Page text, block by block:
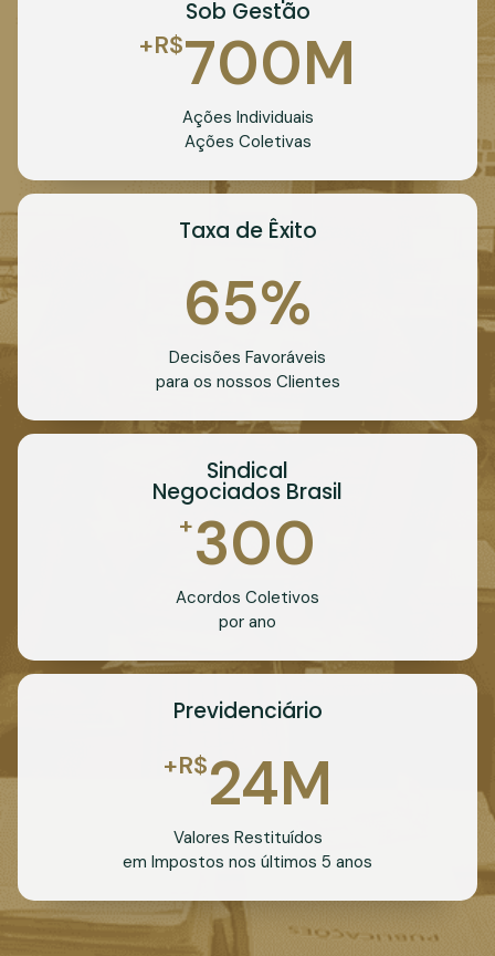
Sob Gestão
+R$700M
Ações Individuais
Ações Coletivas
Taxa de Êxito
65%
Decisões Favoráveis
para os nossos Clientes
Sindical
Negociados Brasil
+300
Acordos Coletivos
por ano
Previdenciário
+R$24M
Valores Restituídos
em Impostos nos últimos 5 anos